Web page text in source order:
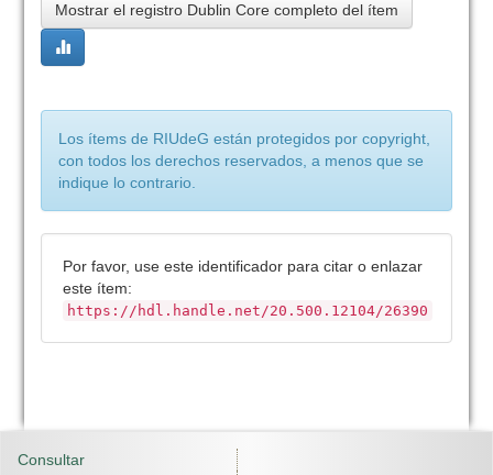
Mostrar el registro Dublin Core completo del ítem
Los ítems de RIUdeG están protegidos por copyright,
con todos los derechos reservados, a menos que se
indique lo contrario.
Por favor, use este identificador para citar o enlazar
este ítem:
https://hdl.handle.net/20.500.12104/26390
Consultar